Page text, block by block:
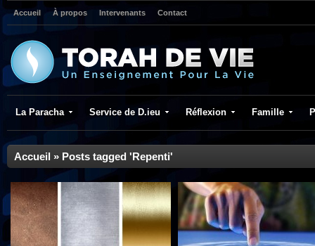
Accueil À propos Intervenants Contact
La Paracha Service de D.ieu Réflexion Famille
Accueil » Posts tagged 'Repenti'